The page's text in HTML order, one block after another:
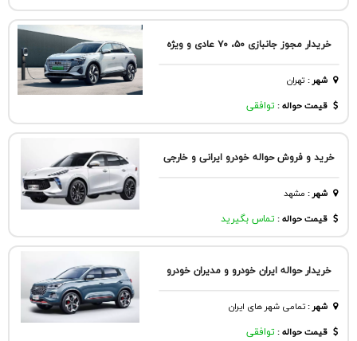
خریدار مجوز جانبازی ۵۰، ۷۰ عادی و ویژه
شهر: تهران
قیمت حواله : توافقی
خرید و فروش حواله خودرو ایرانی و خارجی
شهر: مشهد
قیمت حواله : تماس بگیرید
خریدار حواله ایران خودرو و مدیران خودرو
شهر:تمامی شهر های ایران
قیمت حواله : توافقی